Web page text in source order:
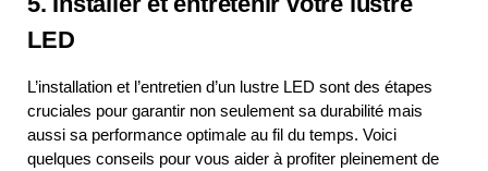
LED
L’installation et l’entretien d’un lustre LED sont des étapes
cruciales pour garantir non seulement sa durabilité mais
aussi sa performance optimale au fil du temps. Voici
quelques conseils pour vous aider à profiter pleinement de